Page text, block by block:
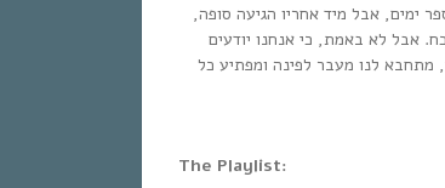
ימים, אבל מיד אחריו הגיעה סופה,
אבל לא באמת, כי אנחנו יודעים
​מתחבא לנו מעבר לפינה ומפתיע כל
The Playlist: